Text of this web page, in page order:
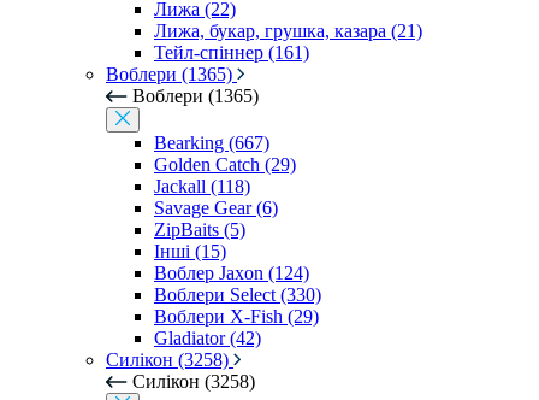
Лижа (22)
Лижа, букар, грушка, казара (21)
Тейл-спіннер (161)
Воблери (1365)
Воблери (1365)
Bearking (667)
Golden Catch (29)
Jackall (118)
Savage Gear (6)
ZipBaits (5)
Інші (15)
Воблер Jaxon (124)
Воблери Select (330)
Воблери X-Fish (29)
Gladiator (42)
Силікон (3258)
Силікон (3258)